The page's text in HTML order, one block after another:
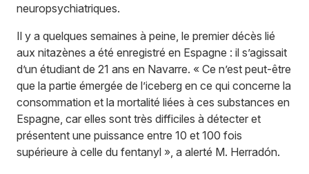
neuropsychiatriques.
Il y a quelques semaines à peine, le premier décès lié
aux nitazènes a été enregistré en Espagne : il s’agissait
d’un étudiant de 21 ans en Navarre. « Ce n’est peut-être
que la partie émergée de l’iceberg en ce qui concerne la
consommation et la mortalité liées à ces substances en
Espagne, car elles sont très difficiles à détecter et
présentent une puissance entre 10 et 100 fois
supérieure à celle du fentanyl », a alerté M. Herradón.